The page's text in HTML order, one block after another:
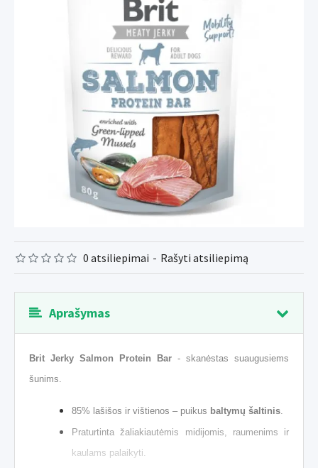
0 atsiliepimai - Rašyti atsiliepimą
Aprašymas
Brit Jerky Salmon Protein Bar - skanėstas suaugusiems
šunims.
85% lašišos ir vištienos – puikus baltymų šaltinis.
Praturtinta žaliakiautėmis midijomis, raumenims ir
kaulams palaikyti.